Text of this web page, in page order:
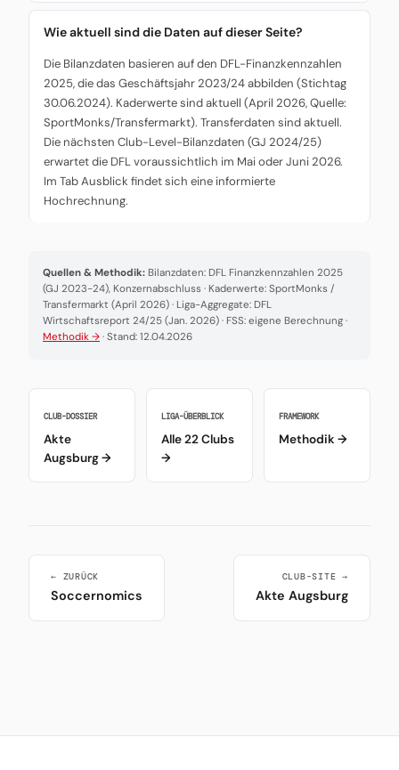
Wie aktuell sind die Daten auf dieser Seite?
Die Bilanzdaten basieren auf den DFL-Finanzkennzahlen
2025, die das Geschäftsjahr 2023/24 abbilden (Stichtag
30.06.2024). Kaderwerte sind aktuell (April 2026, Quelle:
SportMonks/Transfermarkt). Transferdaten sind aktuell.
Die nächsten Club-Level-Bilanzdaten (GJ 2024/25)
erwartet die DFL voraussichtlich im Mai oder Juni 2026.
Im Tab Ausblick findet sich eine informierte
Hochrechnung.
Quellen & Methodik: Bilanzdaten: DFL Finanzkennzahlen 2025
(GJ 2023-24), Konzernabschluss · Kaderwerte: SportMonks /
Transfermarkt (April 2026) · Liga-Aggregate: DFL
Wirtschaftsreport 24/25 (Jan. 2026) · FSS: eigene Berechnung ·
Methodik → · Stand: 12.04.2026
CLUB-DOSSIER
Akte
Augsburg →
LIGA-ÜBERBLICK
Alle 22 Clubs
→
FRAMEWORK
Methodik →
← ZURÜCK
Soccernomics
CLUB-SITE →
Akte Augsburg